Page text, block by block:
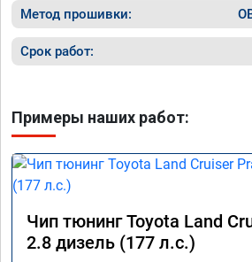
Метод прошивки:
Срок работ:
Примеры наших работ:
Чип тюнинг Toyota Land
2.8 дизель (177 л.с.)